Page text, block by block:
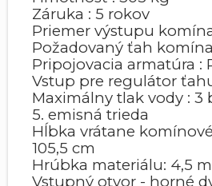
Záruka : 5 rokov
Priemer výstupu
Požadovaný ťah
Pripojovacia armatúra :
Vstup pre regulátor
Maximálny tlak vody : 3
5. emisná trieda
Hĺbka vrátane
105,5 cm
Hrúbka materiálu: 4,5
Vstupný otvor - horné